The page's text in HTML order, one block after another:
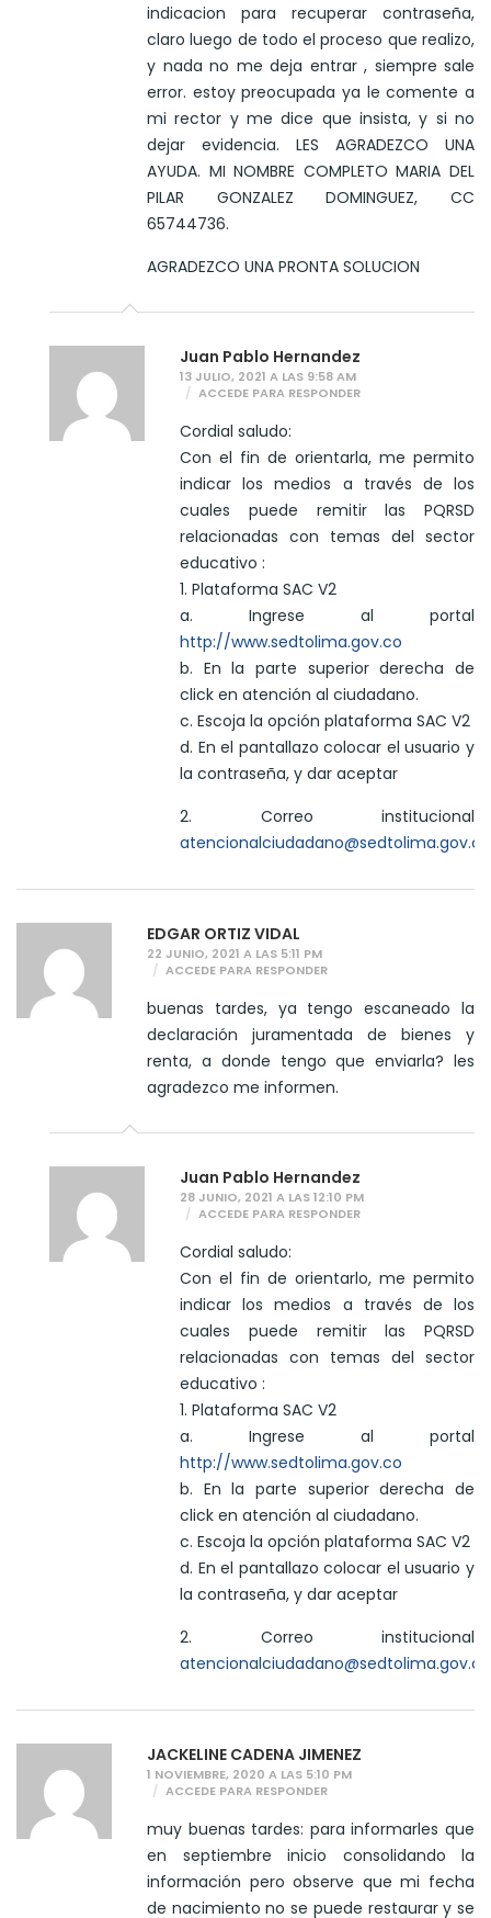
indicacion para recuperar contraseña,
claro luego de todo el proceso que realizo,
y nada no me deja entrar , siempre sale
error. estoy preocupada ya le comente a
mi rector y me dice que insista, y si no
dejar evidencia. LES AGRADEZCO UNA
AYUDA. MI NOMBRE COMPLETO MARIA DEL
PILAR GONZALEZ DOMINGUEZ, CC
65744736.
AGRADEZCO UNA PRONTA SOLUCION
Juan Pablo Hernandez
13 JULIO, 2021 A LAS 9:58 AM
ACCEDE PARA RESPONDER
Cordial saludo:
Con el fin de orientarla, me permito
indicar los medios a través de los
cuales puede remitir las PQRSD
relacionadas con temas del sector
educativo :
1. Plataforma SAC V2
a. Ingrese al portal
http://www.sedtolima.gov.co
b. En la parte superior derecha de
click en atención al ciudadano.
c. Escoja la opción plataforma SAC V2
d. En el pantallazo colocar el usuario y
la contraseña, y dar aceptar
2. Correo institucional
atencionalciudadano@sedtolima.gov.co
EDGAR ORTIZ VIDAL
22 JUNIO, 2021 A LAS 5:11 PM
ACCEDE PARA RESPONDER
buenas tardes, ya tengo escaneado la
declaración juramentada de bienes y
renta, a donde tengo que enviarla? les
agradezco me informen.
Juan Pablo Hernandez
28 JUNIO, 2021 A LAS 12:10 PM
ACCEDE PARA RESPONDER
Cordial saludo:
Con el fin de orientarlo, me permito
indicar los medios a través de los
cuales puede remitir las PQRSD
relacionadas con temas del sector
educativo :
1. Plataforma SAC V2
a. Ingrese al portal
http://www.sedtolima.gov.co
b. En la parte superior derecha de
click en atención al ciudadano.
c. Escoja la opción plataforma SAC V2
d. En el pantallazo colocar el usuario y
la contraseña, y dar aceptar
2. Correo institucional
atencionalciudadano@sedtolima.gov.co
JACKELINE CADENA JIMENEZ
1 NOVIEMBRE, 2020 A LAS 5:10 PM
ACCEDE PARA RESPONDER
muy buenas tardes: para informarles que
en septiembre inicio consolidando la
información pero observe que mi fecha
de nacimiento no se puede restaurar y se